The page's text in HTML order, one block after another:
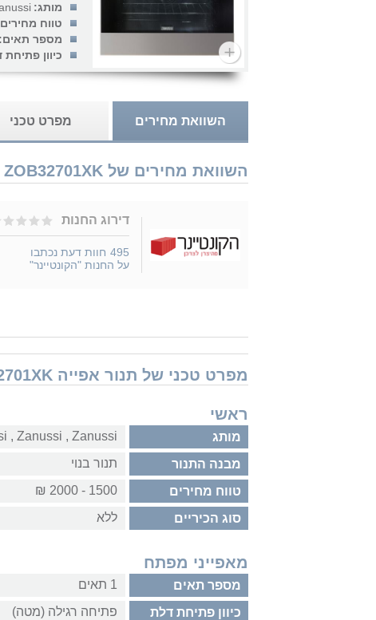
מותג:
טווח
מספר תאים:
כיוון
השוואת מחירים מפרט טכני
השוואת מחירים של Zanussi ZOB32701XK נמכר ב 1 חנויות
דירוג החנות
495 חוות דעת נכתבו
על החנות "הקונטיינר"
מפרט טכני של תנור אפייה Zanussi ZOB32701XK
ראשי
מותג Zanussi‏ , ‏Zanussi‏ , ‏Zanussi
מבנה התנור תנור בנוי
טווח מחירים 1500 - 2000 ₪
סוג הכיריים ללא
מאפייני מפתח
מספר תאים 1 תאים
כיוון פתיחת דלת פתיחה רגילה (מטה)